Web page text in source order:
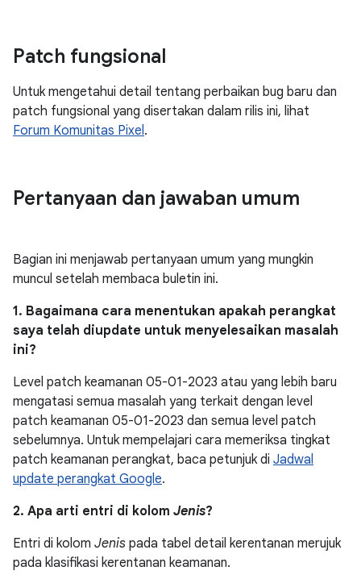
Patch fungsional
Untuk mengetahui detail tentang perbaikan bug baru dan
patch fungsional yang disertakan dalam rilis ini, lihat
Forum Komunitas Pixel.
Pertanyaan dan jawaban umum
Bagian ini menjawab pertanyaan umum yang mungkin
muncul setelah membaca buletin ini.
1. Bagaimana cara menentukan apakah perangkat
saya telah diupdate untuk menyelesaikan masalah
ini?
Level patch keamanan 05-01-2023 atau yang lebih baru
mengatasi semua masalah yang terkait dengan level
patch keamanan 05-01-2023 dan semua level patch
sebelumnya. Untuk mempelajari cara memeriksa tingkat
patch keamanan perangkat, baca petunjuk di Jadwal
update perangkat Google.
2. Apa arti entri di kolom Jenis?
Entri di kolom Jenis pada tabel detail kerentanan merujuk
pada klasifikasi kerentanan keamanan.